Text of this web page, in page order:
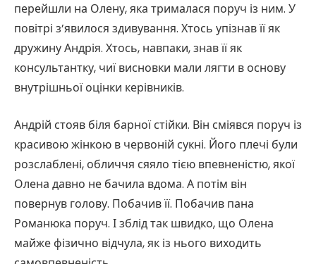
перейшли на Олену, яка трималася поруч із ним. У
повітрі з’явилося здивування. Хтось упізнав її як
дружину Андрія. Хтось, навпаки, знав її як
консультантку, чиї висновки мали лягти в основу
внутрішньої оцінки керівників.
Андрій стояв біля барної стійки. Він сміявся поруч із
красивою жінкою в червоній сукні. Його плечі були
розслаблені, обличчя сяяло тією впевненістю, якої
Олена давно не бачила вдома. А потім він
повернув голову. Побачив її. Побачив пана
Романюка поруч. І зблід так швидко, що Олена
майже фізично відчула, як із нього виходить